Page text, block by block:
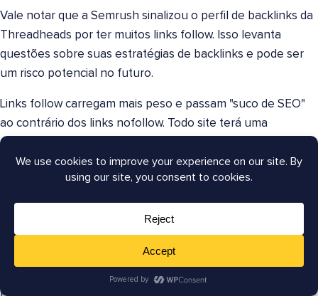
Vale notar que a Semrush sinalizou o perfil de backlinks da
Threadheads por ter muitos links follow. Isso levanta
questões sobre suas estratégias de backlinks e pode ser
um risco potencial no futuro.
Links follow carregam mais peso e passam "suco de SEO"
ao contrário dos links nofollow. Todo site terá uma
combinação natural dos dois, mas é melhor mirar em mais
links follow.
Por que isso importa: